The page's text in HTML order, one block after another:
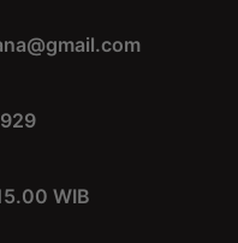
WIB